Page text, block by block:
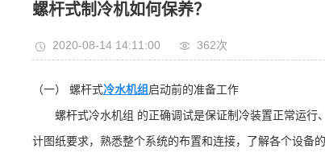
螺杆式制冷机如何保养？
2020-08-14 14:11:00 362次
（一） 螺杆式冷水机组 启动前的准备工作
螺杆式冷水机组 的正确调试是保证制冷装置正常运行
计图纸要求，熟悉整个系统的布置和连接，了解各个设备